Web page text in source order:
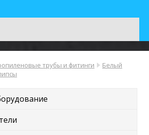
трубы и фитинги
Белый